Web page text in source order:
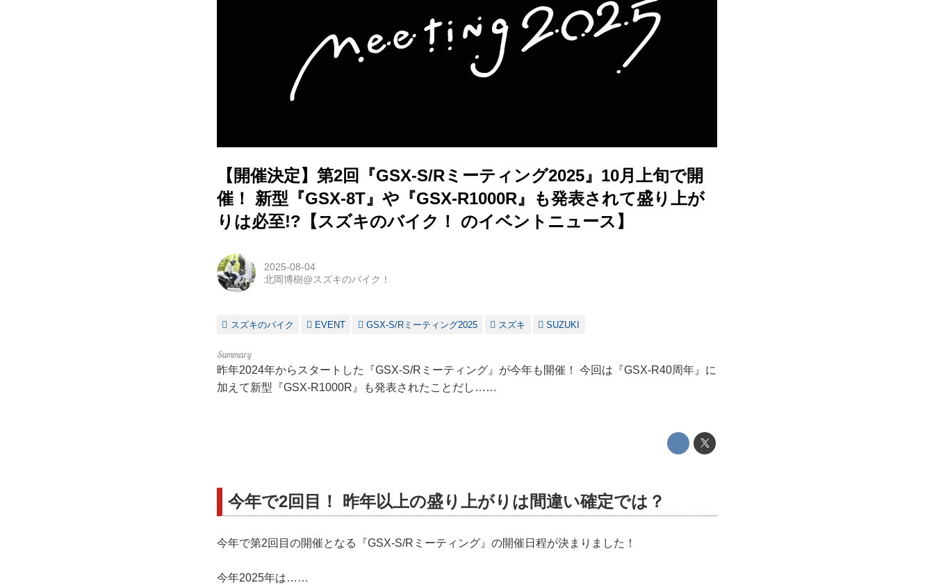
【開催決定】第2回『GSX-S/Rミーティング2025』10月上旬で開
催！ 新型『GSX-8T』や『GSX-R1000R』も発表されて盛り上が
りは必至!?【スズキのバイク！ のイベントニュース】
2025-08-04
北岡博樹@スズキのバイク！
スズキのバイク EVENT GSX-S/Rミーティング2025 スズキ SUZUKI
昨年2024年からスタートした『GSX-S/Rミーティング』が今年も開催！ 今回は『GSX-R40周年』に
加えて新型『GSX-R1000R』も発表されたことだし……
今年で2回目！ 昨年以上の盛り上がりは間違い確定では？
今年で第2回目の開催となる『GSX-S/Rミーティング』の開催日程が決まりました！
今年2025年は……